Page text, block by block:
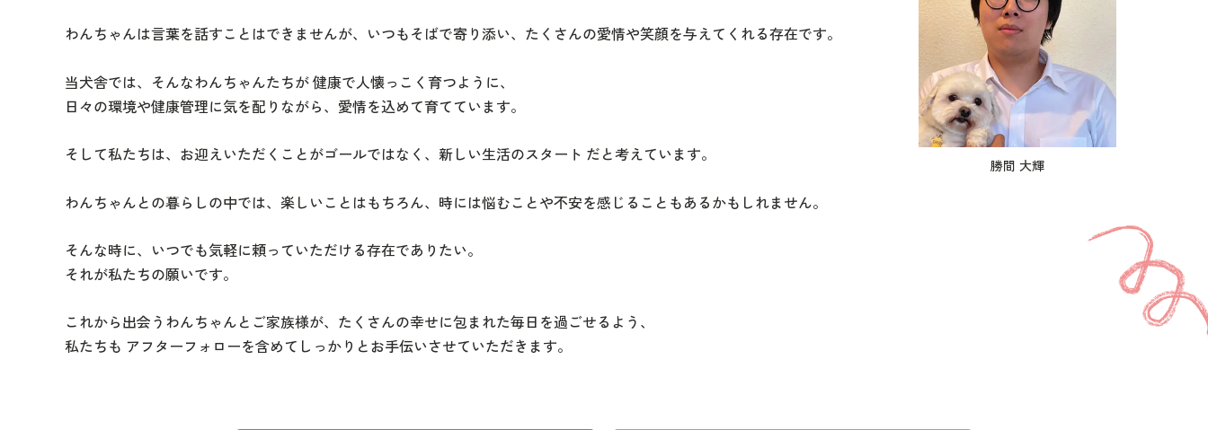
わんちゃんは言葉を話すことはできませんが、 いつもそばで寄り添い、たくさんの愛情や笑顔を与えてくれる存在です。
当犬舎では、そんなわんちゃんたちが 健康で人懐っこく育つように、
日々の環境や健康管理に気を配りながら、愛情を込めて育てています。
そして私たちは、 お迎えいただくことがゴールではなく、新しい生活のスタート だと考えています。
わんちゃんとの暮らしの中では、 楽しいことはもちろん、時には悩むことや不安を感じることもあるかもしれません。
そんな時に、いつでも気軽に頼っていただける存在でありたい。
それが私たちの願いです。
これから出会うわんちゃんとご家族様が、 たくさんの幸せに包まれた毎日を過ごせるよう、
私たちも アフターフォローを含めてしっかりとお手伝いさせていただきます。
勝間 大輝